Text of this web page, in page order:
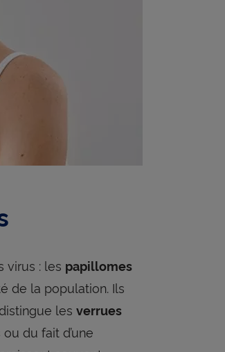
virus : les papillomes
de la population. Ils
les verrues
du fait d’une